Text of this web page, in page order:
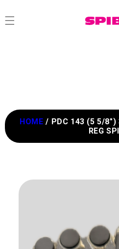
HOME / PDC 143 (5 5/8")
REG